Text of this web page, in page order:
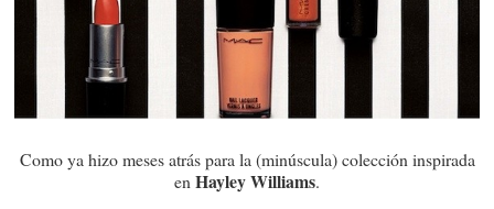
Como ya hizo meses atrás para la (minúscula) colección inspirada
enHayley Williams.